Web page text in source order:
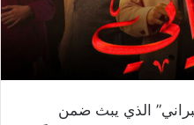
الذي يبث ضمن